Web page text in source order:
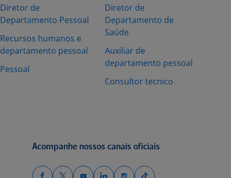
Diretor de
Departamento Pessoal
Recursos humanos e
departamento pessoal
Pessoal
Diretor de
Departamento de
Saúde
Auxiliar de
departamento pessoal
Consultor tecnico
Acompanhe nossos canais oficiais